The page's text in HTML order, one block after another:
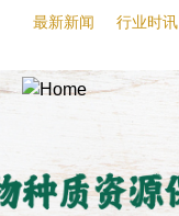
最新新闻 行业时讯